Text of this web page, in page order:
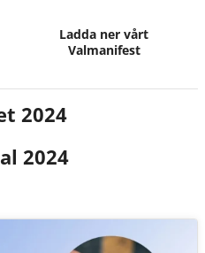
Ladda ner vårt
Valmanifest
2024
2024